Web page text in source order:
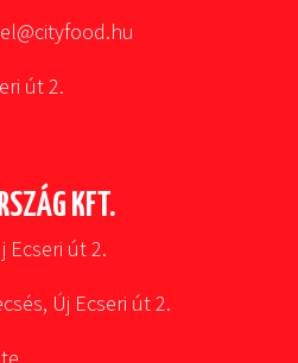
út 2.
KFT.
Ecseri út 2.
Új Ecseri út 2.